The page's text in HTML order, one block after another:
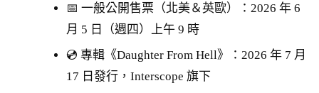
📅 一般公開售票（北美＆英歐）：2026 年 6
月 5 日（週四）上午 9 時
💿 專輯《Daughter From Hell》：2026 年 7 月
17 日發行，Interscope 旗下